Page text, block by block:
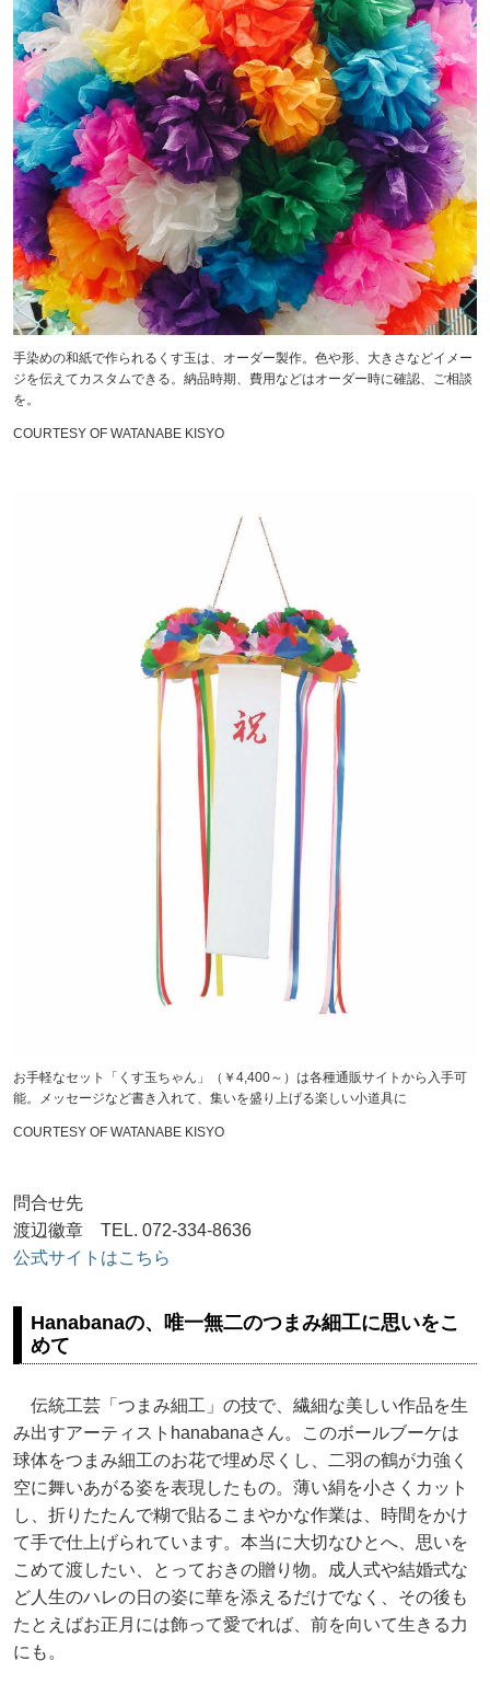
手染めの和紙で作られるくす玉は、オーダー製作。色や形、大きさなどイメー
ジを伝えてカスタムできる。納品時期、費用などはオーダー時に確認、ご相談
を。
COURTESY OF WATANABE KISYO
お手軽なセット「くす玉ちゃん」（￥4,400～）は各種通販サイトから入手可
能。メッセージなど書き入れて、集いを盛り上げる楽しい小道具に
COURTESY OF WATANABE KISYO
問合せ先
渡辺徽章 TEL. 072-334-8636
公式サイトはこちら
Hanabanaの、唯一無二のつまみ細工に思いをこ
めて
伝統工芸「つまみ細工」の技で、繊細な美しい作品を生
み出すアーティストhanabanaさん。このボールブーケは
球体をつまみ細工のお花で埋め尽くし、二羽の鶴が力強く
空に舞いあがる姿を表現したもの。薄い絹を小さくカット
し、折りたたんで糊で貼るこまやかな作業は、時間をかけ
て手で仕上げられています。本当に大切なひとへ、思いを
こめて渡したい、とっておきの贈り物。成人式や結婚式な
ど人生のハレの日の姿に華を添えるだけでなく、その後も
たとえばお正月には飾って愛でれば、前を向いて生きる力
にも。